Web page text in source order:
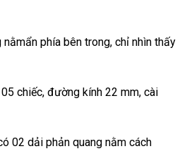
phía bên trong, chỉ nhìn thấy
chiếc, đường kính 22 mm, cài
02 dải phản quang nằm cách